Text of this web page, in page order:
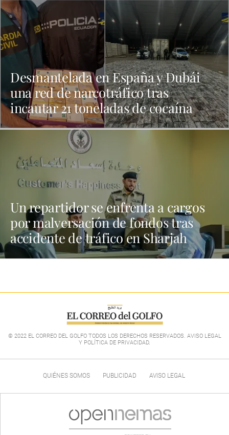
Desmantelada en España y Dubái
una red de narcotráfico tras
incautar 21 toneladas de cocaína
Un repartidor se enfrenta a cargos
por malversación de fondos tras
accidente de tráfico en Sharjah
© 2022 EL CORREO DEL GOLFO TODOS LOS DERECHOS RESERVADOS. AVISO LEGAL
Y POLÍTICA DE PRIVACIDAD.
QUIÉNES SOMOS PUBLICIDAD AVISO LEGAL